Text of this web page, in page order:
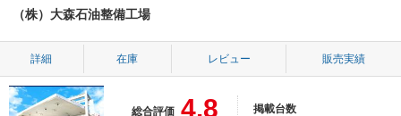
（株）大森石油整備工場
詳細 在庫 レビュー 販売実績
総合評価 4.8 掲載台数